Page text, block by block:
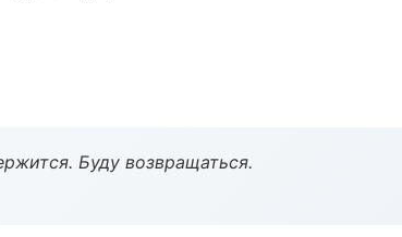
Буду возвращаться.